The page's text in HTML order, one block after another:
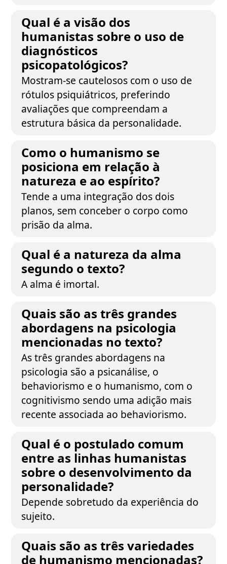
Qual é a visão dos
humanistas sobre o uso de
diagnósticos
psicopatológicos?
Mostram-se cautelosos com o uso de
rótulos psiquiátricos, preferindo
avaliações que compreendam a
estrutura básica da personalidade.
Como o humanismo se
posiciona em relação à
natureza e ao espírito?
Tende a uma integração dos dois
planos, sem conceber o corpo como
prisão da alma.
Qual é a natureza da alma
segundo o texto?
A alma é imortal.
Quais são as três grandes
abordagens na psicologia
mencionadas no texto?
As três grandes abordagens na
psicologia são a psicanálise, o
behaviorismo e o humanismo, com o
cognitivismo sendo uma adição mais
recente associada ao behaviorismo.
Qual é o postulado comum
entre as linhas humanistas
sobre o desenvolvimento da
personalidade?
Depende sobretudo da experiência do
sujeito.
Quais são as três variedades
de humanismo mencionadas?